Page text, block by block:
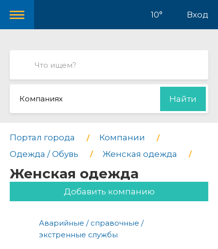
10° Вход
Компаниях Найти
Портал города
Компании
Одежда / Обувь
Женская одежда
Женская одежда
Добавить компанию
Аварийные / справочные /
экстренные службы